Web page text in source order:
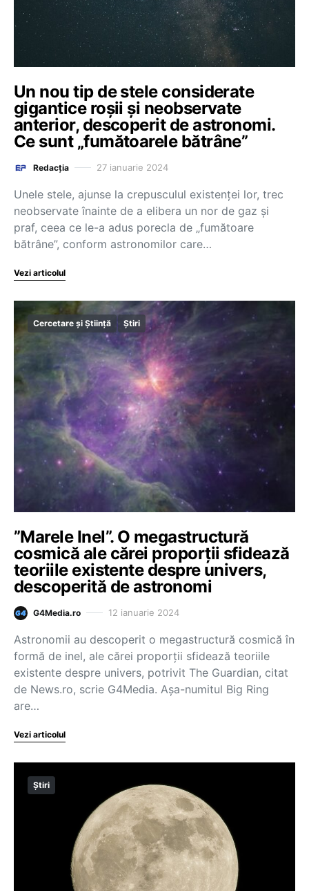
Un nou tip de stele considerate
gigantice roșii și neobservate
anterior, descoperit de astronomi.
Ce sunt „fumătoarele bătrâne”
Redacția 27 ianuarie 2024
Unele stele, ajunse la crepusculul existenţei lor, trec
neobservate înainte de a elibera un nor de gaz şi
praf, ceea ce le-a adus porecla de „fumătoare
bătrâne”, conform astronomilor care…
Vezi articolul
Cercetare și Știință Știri
”Marele Inel”. O megastructură
cosmică ale cărei proporții sfidează
teoriile existente despre univers,
descoperită de astronomi
G4Media.ro 12 ianuarie 2024
Astronomii au descoperit o megastructură cosmică în
formă de inel, ale cărei proporţii sfidează teoriile
existente despre univers, potrivit The Guardian, citat
de News.ro, scrie G4Media. Aşa-numitul Big Ring
are…
Vezi articolul
Știri